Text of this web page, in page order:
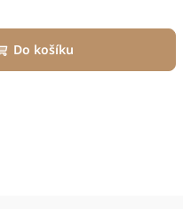
Do košíku